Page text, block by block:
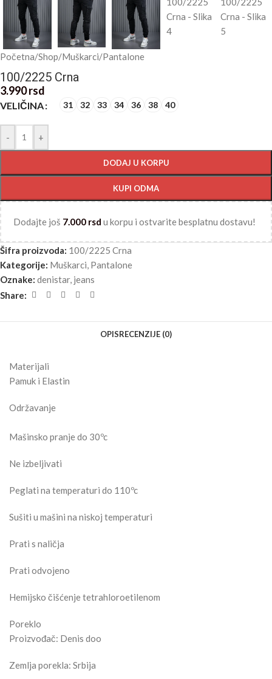
Početna/Shop/Muškarci/Pantalone
100/2225 Crna
3.990rsd
VELIČINA 31 32 33 34 36 38 40
- +
DODAJ U KORPU
KUPI ODMA
Dodajte još 7.000 rsd u korpu i ostvarite besplatnu dostavu!
Šifra proizvoda: 100/2225 Crna
Kategorije: Muškarci, Pantalone
Oznake: denistar, jeans
Share:
OPISRECENZIJE (0)
Materijali
Pamuk i Elastin
Održavanje
Mašinsko pranje do 30ºc
Ne izbeljivati
Peglati na temperaturi do 110ºc
Sušiti u mašini na niskoj temperaturi
Prati s naličja
Prati odvojeno
Hemijsko čišćenje tetrahloroetilenom
Poreklo
Proizvođač: Denis doo
Zemlja porekla: Srbija